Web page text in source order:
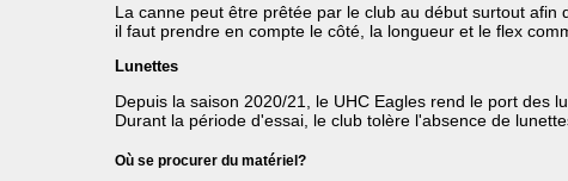
La canne peut être prêtée par le club au début surtout
il faut prendre en compte le côté, la longueur et le flex
Lunettes
Depuis la saison 2020/21, le UHC Eagles rend le port des
Durant la période d'essai, le club tolère l'absence de
Où se procurer du matériel?